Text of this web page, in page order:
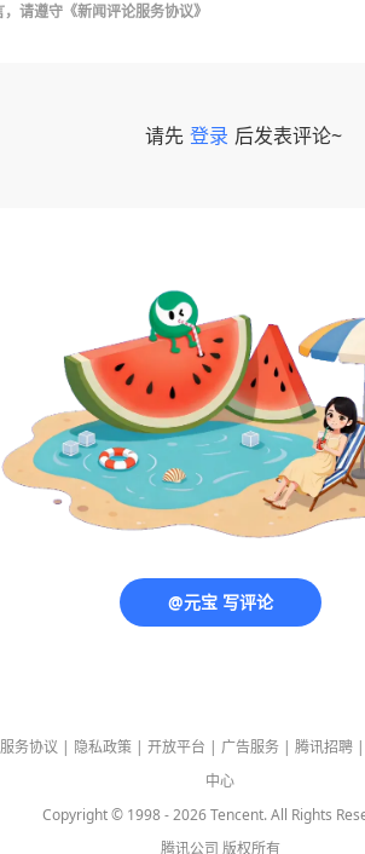
，请遵守 《新闻评论服务协议》
请先 登录 后发表评论~
@元宝 写评论
服务协议 | 隐私政策 | 开放平台 | 广告服务 | 腾讯招聘 |
中心
Copyright © 1998 -2026Tencent. All Rights
腾讯公司 版权所有